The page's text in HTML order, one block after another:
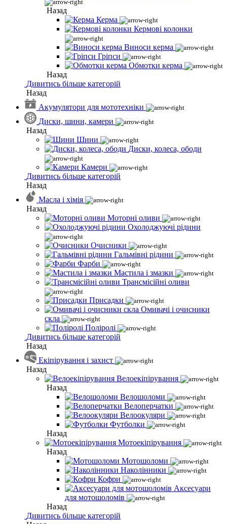
Назад
Керма
Кермові колонки
Виноси керма
Гріпси
Обмотки керма
Назад
Дивитись більше категорій
Назад
Акумулятори для мототехніки
Диски, шини, камери
Назад
Шини
Диски, колеса, ободи
Камери
Дивитись більше категорій
Назад
Масла і хімія
Назад
Моторні оливи
Охолоджуючі рідини
Очисники
Гальмівні рідини
Фарби
Мастила і змазки
Трансмісійні оливи
Присадки
Омивачі і очисники
скла
Поліролі
Дивитись більше категорій
Назад
Екіпірування і захист
Назад
Велоекіпірування
Назад
Велошоломи
Велоперчатки
Велоокуляри
Футболки
Назад
Мотоекіпірування
Назад
Мотошоломи
Наколінники
Кофри
Аксесуари
для мотошоломів
Назад
Дивитись більше категорій